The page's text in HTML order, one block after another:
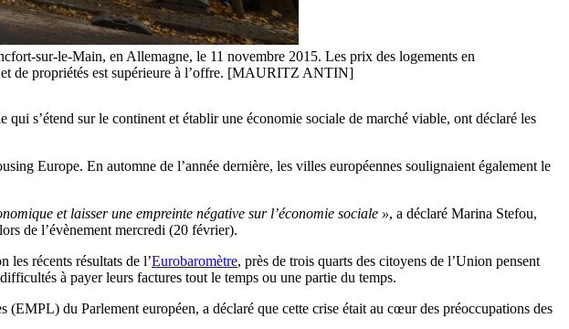
sur-le-Main, en Allemagne, le 11 novembre 2015. Les prix des logements en
et de propriétés est supérieure à l’offre. [MAURITZ ANTIN]
s’étend sur le continent et établir une économie sociale de marché viable, ont déclaré les
Europe. En automne de l’année dernière, les villes européennes soulignaient également le
et laisser une empreinte négative sur l’économie sociale », a déclaré Marina Stefou,
de l’évènement mercredi (20 février).
les récents résultats de l’Eurobaromètre, près de trois quarts des citoyens de l’Union pensent
à payer leurs factures tout le temps ou une partie du temps.
du Parlement européen, a déclaré que cette crise était au cœur des préoccupations des